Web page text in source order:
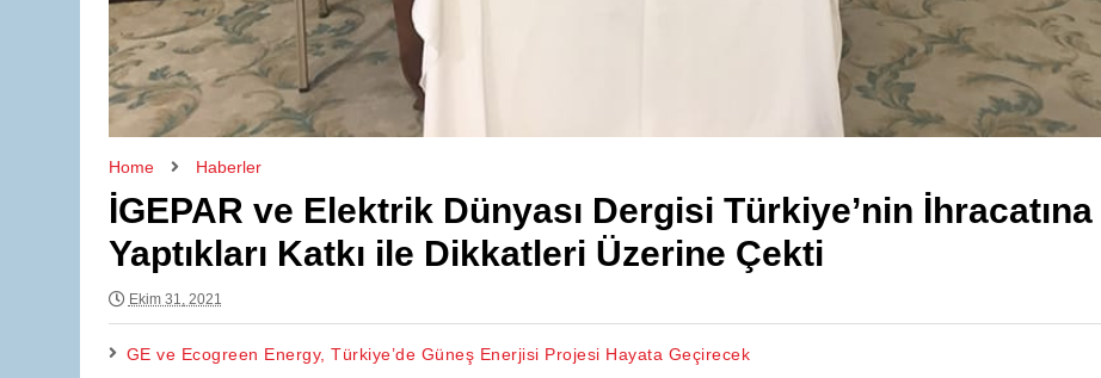
Home Haberler
İGEPAR ve Elektrik Dünyası Dergisi Türkiye’nin İhracatına
Yaptıkları Katkı ile Dikkatleri Üzerine Çekti
Ekim 31, 2021
GE ve Ecogreen Energy, Türkiye’de Güneş Enerjisi Projesi Hayata Geçirecek